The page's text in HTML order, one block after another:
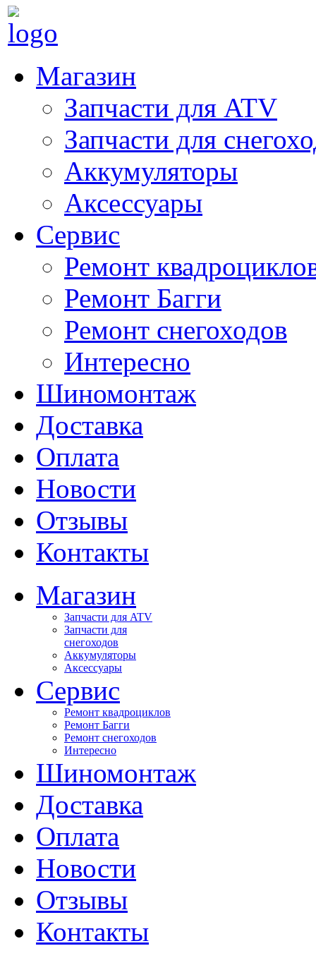
Магазин
Запчасти для ATV
Запчасти для
Аккумуляторы
Аксессуары
Сервис
Ремонт
Ремонт Багги
Ремонт снегоходов
Интересно
Шиномонтаж
Доставка
Оплата
Новости
Отзывы
Контакты
Магазин
Запчасти для ATV
Запчасти для
снегоходов
Аккумуляторы
Аксессуары
Сервис
Ремонт квадроциклов
Ремонт Багги
Ремонт снегоходов
Интересно
Шиномонтаж
Доставка
Оплата
Новости
Отзывы
Контакты